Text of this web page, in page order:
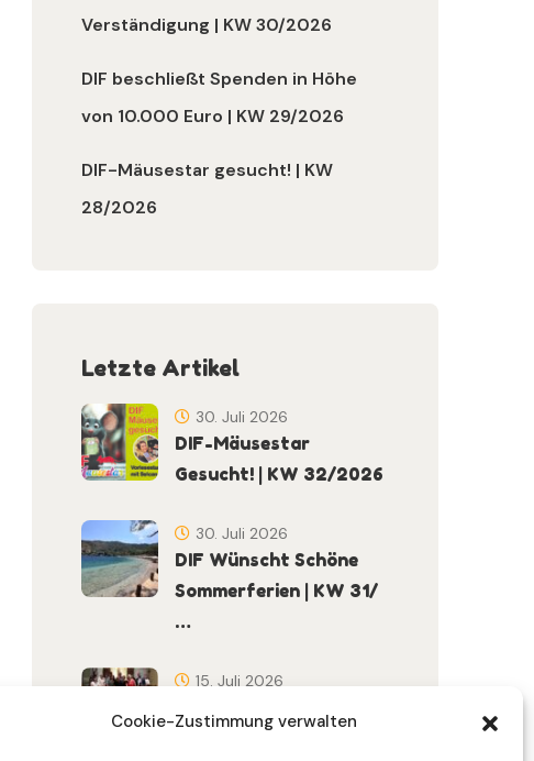
Cookie-Zustimmung verwalten
Verständigung | KW 30/2026
DIF beschließt Spenden in Höhe
von 10.000 Euro | KW 29/2026
DIF-Mäusestar gesucht! | KW
28/2026
Letzte Artikel
DIF-Mäusestar
Gesucht! | KW 32/2026
30. Juli 2026
DIF Wünscht Schöne
Sommerferien | KW 31/
…
30. Juli 2026
15. Juli 2026